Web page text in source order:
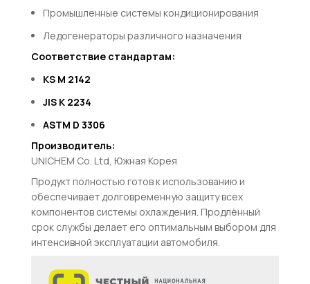
Промышленные системы кондиционирования
Ледогенераторы различного назначения
Соответствие стандартам:
KS M 2142
JIS K 2234
ASTM D 3306
Производитель:
UNICHEM Co. Ltd, Южная Корея
Продукт полностью готов к использованию и
обеспечивает долговременную защиту всех
компонентов системы охлаждения. Продлённый
срок службы делает его оптимальным выбором для
интенсивной эксплуатации автомобиля.